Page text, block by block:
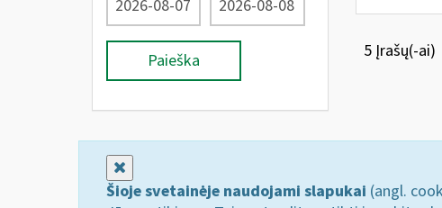
Paieška 5 Įrašų(-ai)
Šioje svetainėje naudojami slapukai (angl.